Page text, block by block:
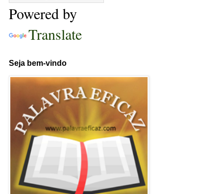
Powered by
Translate
Seja bem-vindo